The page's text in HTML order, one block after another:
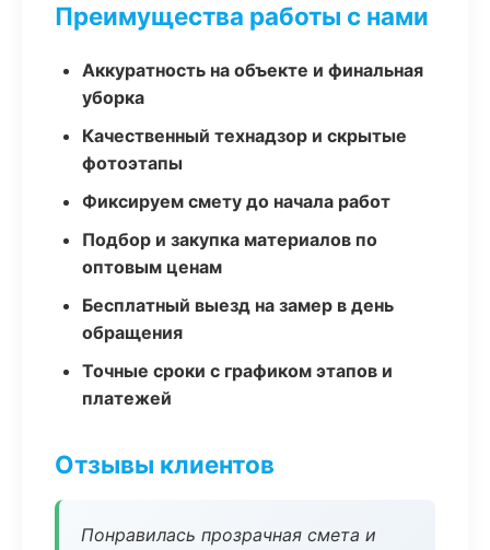
Преимущества работы с нами
Аккуратность на объекте и финальная
уборка
Качественный технадзор и скрытые
фотоэтапы
Фиксируем смету до начала работ
Подбор и закупка материалов по
оптовым ценам
Бесплатный выезд на замер в день
обращения
Точные сроки с графиком этапов и
платежей
Отзывы клиентов
Понравилась прозрачная смета и